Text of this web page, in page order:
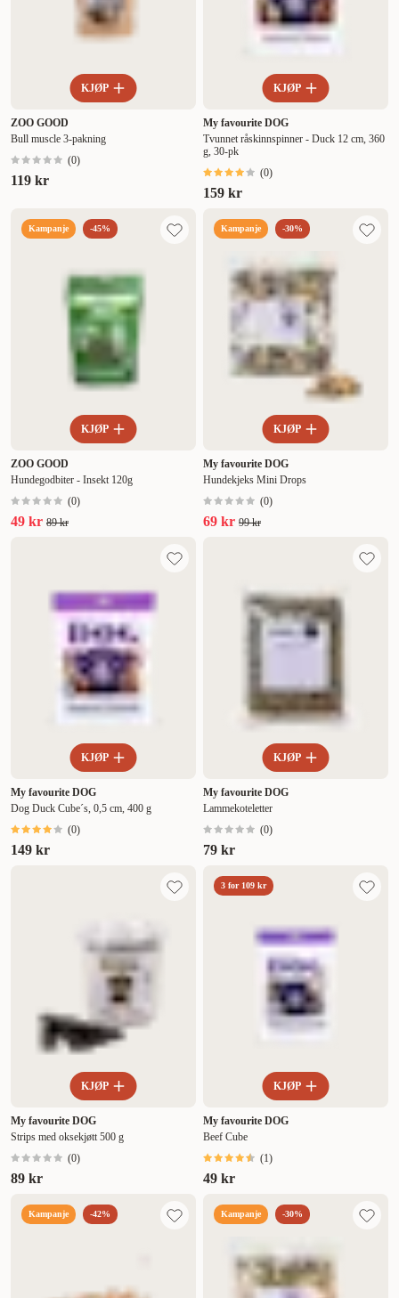
KJØP
ZOO GOOD
Bull muscle 3-pakning
(0)
119 kr
KJØP
My favourite DOG
Tvunnet råskinnspinner - Duck 12 cm, 360
g, 30-pk
(0)
159 kr
Kampanje -45%
KJØP
ZOO GOOD
Hundegodbiter - Insekt 120g
(0)
49 kr 89 kr
Kampanje -30%
KJØP
My favourite DOG
Hundekjeks Mini Drops
(0)
69 kr 99 kr
KJØP
My favourite DOG
Dog Duck Cube´s, 0,5 cm, 400 g
(0)
149 kr
KJØP
My favourite DOG
Lammekoteletter
(0)
79 kr
KJØP
My favourite DOG
Strips med oksekjøtt 500 g
(0)
89 kr
3 for 109 kr
KJØP
My favourite DOG
Beef Cube
(1)
49 kr
Kampanje -42% Kampanje -30%